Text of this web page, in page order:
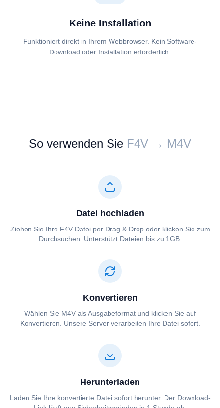
Keine Installation
Funktioniert direkt in Ihrem Webbrowser. Kein Software-
Download oder Installation erforderlich.
So verwenden Sie ⁦⁦F4V⁩⁩ → ⁦⁦M4V⁩⁩
Datei hochladen
Ziehen Sie Ihre ⁦⁦F4V⁩⁩-Datei per Drag & Drop oder klicken Sie zum
Durchsuchen. Unterstützt Dateien bis zu 1GB.
Konvertieren
Wählen Sie ⁦⁦M4V⁩⁩ als Ausgabeformat und klicken Sie auf
Konvertieren. Unsere Server verarbeiten Ihre Datei sofort.
Herunterladen
Laden Sie Ihre konvertierte Datei sofort herunter. Der Download-